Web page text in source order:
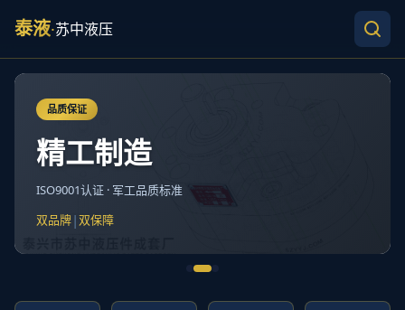
泰液·苏中液压
品质保证
精工制造
ISO9001认证 · 军工品质标准
双品牌|双保障